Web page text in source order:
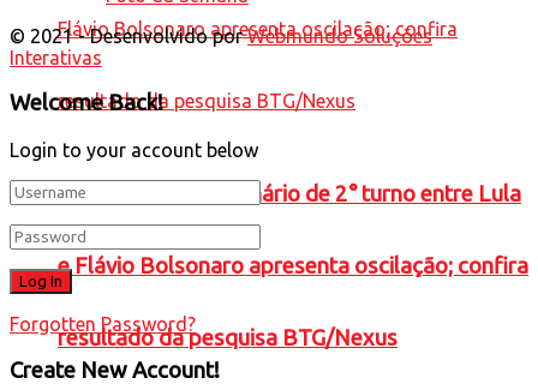
ELEIÇÕES 2026: cenário de 2° turno entre Lula
e Flávio Bolsonaro apresenta oscilação; confira
resultado da pesquisa BTG/Nexus
© 2021 - Desenvolvido porWebmundo Soluções
Interativas
Welcome Back!
Login to your account below
Forgotten Password?
Create New Account!